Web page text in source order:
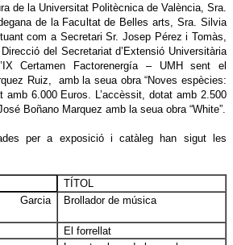
de la Universitat Politècnica de València, Sra.
de la Facultat de Belles arts, Sra. Silvia
com a Secretari Sr. Josep Pérez i Tomàs,
del Secretariat d’Extensió Universitària
Certamen Factorenergía – UMH sent el
Ruiz,
amb la seua obra “Noves espècies:
amb 6.000 Euros. L’accèssit, dotat amb 2.500
Boñano Marquez amb la seua obra “White”.
per a exposició i catàleg han sigut les
TÍTOL
Garcia
Brollador de música
El forrellat